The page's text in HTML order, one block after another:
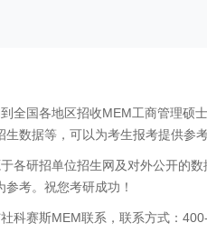
全国各地区招收MEM工商管理硕
生数据等，可以为考生报考提供参
各研招单位招生网及对外公开的
考。祝您考研成功！
科赛斯MEM联系，联系方式：